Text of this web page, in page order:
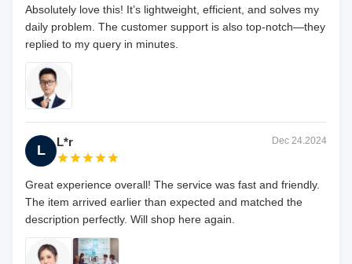
Absolutely love this! It’s lightweight, efficient, and solves my
daily problem. The customer support is also top-notch—they
replied to my query in minutes.
L
L*r Dec 24.2024
Great experience overall! The service was fast and friendly.
The item arrived earlier than expected and matched the
description perfectly. Will shop here again.